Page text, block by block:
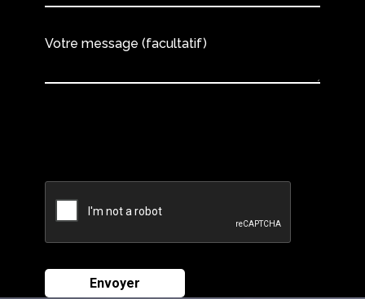
Votre message (facultatif)